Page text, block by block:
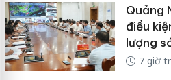
Quảng
điều
lượng
7 giờ